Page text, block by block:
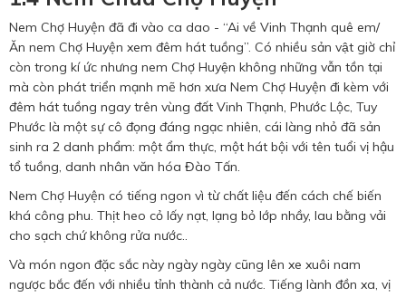
Nem Chợ Huyện đã đi vào ca dao - “Ai về Vinh Thạnh quê em/
Ăn nem Chợ Huyện xem đêm hát tuồng”. Có nhiều sản vật giờ chỉ
còn trong kí ức nhưng nem Chợ Huyện không những vẫn tồn tại
mà còn phát triển mạnh mẽ hơn xưa Nem Chợ Huyện đi kèm với
đêm hát tuồng ngay trên vùng đất Vinh Thạnh, Phước Lộc, Tuy
Phước là một sự cô đọng đáng ngạc nhiên, cái làng nhỏ đã sản
sinh ra 2 danh phẩm: một ẩm thực, một hát bội với tên tuổi vị hậu
tổ tuồng, danh nhân văn hóa Đào Tấn.
Nem Chợ Huyện có tiếng ngon vì từ chất liệu đến cách chế biến
khá công phu. Thịt heo cỏ lấy nạt, lạng bỏ lớp nhầy, lau bằng vải
cho sạch chứ không rửa nước..
Và món ngon đặc sắc này ngày ngày cũng lên xe xuôi nam
ngược bắc đến với nhiều tỉnh thành cả nước. Tiếng lành đồn xa, vị